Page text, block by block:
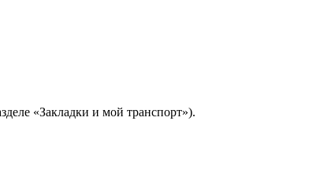
«Закладки и мой транспорт»).